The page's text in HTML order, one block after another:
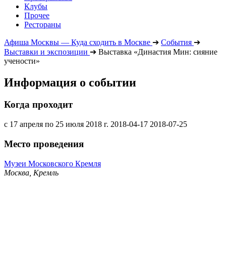
Клубы
Прочее
Рестораны
Афиша Москвы — Куда сходить в Москве ➔ События ➔
Выставки и экспозиции ➔ Выставка «Династия Мин: сияние
учености»
Информация о событии
Когда проходит
с 17 апреля по 25 июля 2018 г. 2018-04-17 2018-07-25
Место проведения
Музеи Московского Кремля
Москва, Кремль